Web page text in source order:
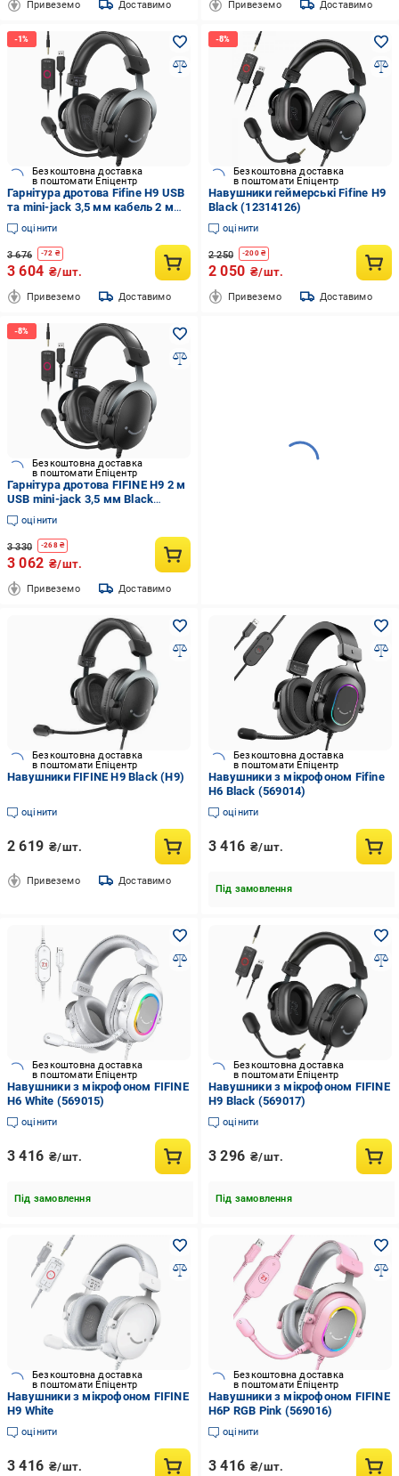
Привеземо Доставимо Привеземо Доставимо
Безкоштовна доставка
в поштомати Епіцентр
Гарнітура дротова Fifine H9 USB
та mini-jack 3,5 мм кабель 2 м
Чорний
оцінити
3 676 -72 ₴
3 604 ₴/шт.
Привеземо Доставимо
Безкоштовна доставка
в поштомати Епіцентр
Навушники геймерські Fifine H9
Black (12314126)
оцінити
2 250 -200₴
2 050 ₴/шт.
Привеземо Доставимо
Безкоштовна доставка
в поштомати Епіцентр
Гарнітура дротова FIFINE H9 2 м
USB mini-jack 3,5 мм Black
(26075390)
оцінити
3 330 -268₴
3 062 ₴/шт.
Привеземо Доставимо
Безкоштовна доставка
в поштомати Епіцентр
Навушники FIFINE H9 Black (H9)
оцінити
2 619 ₴/шт.
Привеземо Доставимо
Безкоштовна доставка
в поштомати Епіцентр
Навушники з мікрофоном Fifine
H6 Black (569014)
оцінити
3 416 ₴/шт.
Під замовлення
Безкоштовна доставка
в поштомати Епіцентр
Навушники з мікрофоном FIFINE
H6 White (569015)
оцінити
3 416 ₴/шт.
Під замовлення
Безкоштовна доставка
в поштомати Епіцентр
Навушники з мікрофоном FIFINE
H9 Black (569017)
оцінити
3 296 ₴/шт.
Під замовлення
Безкоштовна доставка
в поштомати Епіцентр
Навушники з мікрофоном FIFINE
H9 White
оцінити
3 416 ₴/шт.
Безкоштовна доставка
в поштомати Епіцентр
Навушники з мікрофоном FIFINE
H6P RGB Pink (569016)
оцінити
3 416 ₴/шт.